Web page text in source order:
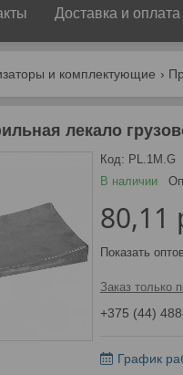
Доставка и оплата
и комплектующие
лекало
В наличии
Код: PL.1M.G
80,11
Показать
Заказ только
+375 (44)
График